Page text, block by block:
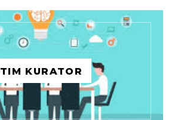
TIM KURATOR